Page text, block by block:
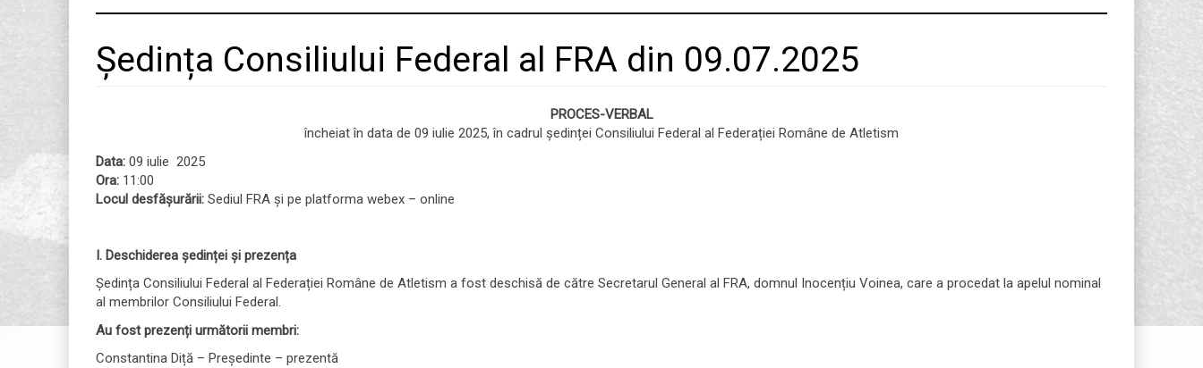
Ședința Consiliului Federal al FRA din 09.07.2025
PROCES-VERBAL
încheiat în data de 09 iulie 2025, în cadrul ședinței Consiliului Federal al Federației Române de Atletism
Data: 09 iulie 2025
Ora: 11:00
Locul desfășurării: Sediul FRA și pe platforma webex – online
I. Deschiderea ședinței și prezența
Ședința Consiliului Federal al Federației Române de Atletism a fost deschisă de către Secretarul General al FRA, domnul Inocențiu Voinea, care a procedat la apelul nominal
al membrilor Consiliului Federal.
Au fost prezenți următorii membri:
Constantina Diță – Președinte – prezentă